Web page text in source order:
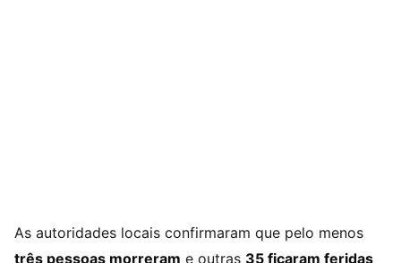
As autoridades locais confirmaram que pelo menos
três pessoas morreram e outras 35 ficaram feridas